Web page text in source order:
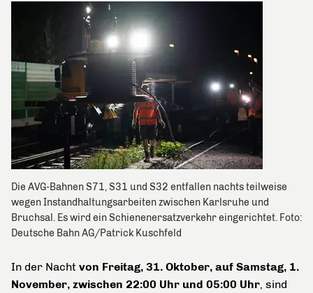
Die AVG-Bahnen S71, S31 und S32 entfallen nachts teilweise
wegen Instandhaltungsarbeiten zwischen Karlsruhe und
Bruchsal. Es wird ein Schienenersatzverkehr eingerichtet. Foto:
Deutsche Bahn AG/Patrick Kuschfeld
In der Nacht von Freitag, 31. Oktober, auf Samstag, 1.
November, zwischen 22:00 Uhr und 05:00 Uhr, sind